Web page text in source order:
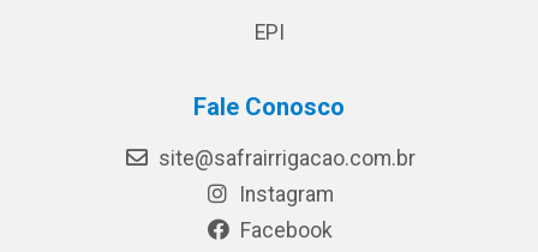
EPI
Fale Conosco
site@safrairrigacao.com.br
Instagram
Facebook